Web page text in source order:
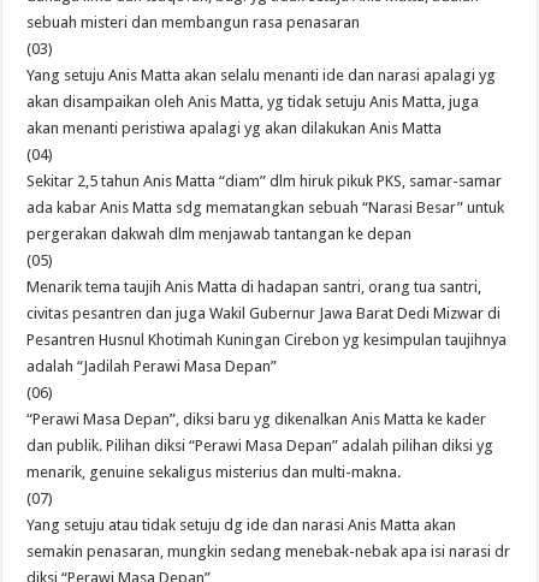
sebuah misteri dan membangun rasa penasaran
(03)
Yang setuju Anis Matta akan selalu menanti ide dan narasi apalagi yg
akan disampaikan oleh Anis Matta, yg tidak setuju Anis Matta, juga
akan menanti peristiwa apalagi yg akan dilakukan Anis Matta
(04)
Sekitar 2,5 tahun Anis Matta “diam” dlm hiruk pikuk PKS, samar-samar
ada kabar Anis Matta sdg mematangkan sebuah “Narasi Besar” untuk
pergerakan dakwah dlm menjawab tantangan ke depan
(05)
Menarik tema taujih Anis Matta di hadapan santri, orang tua santri,
civitas pesantren dan juga Wakil Gubernur Jawa Barat Dedi Mizwar di
Pesantren Husnul Khotimah Kuningan Cirebon yg kesimpulan taujihnya
adalah “Jadilah Perawi Masa Depan”
(06)
“Perawi Masa Depan”, diksi baru yg dikenalkan Anis Matta ke kader
dan publik. Pilihan diksi “Perawi Masa Depan” adalah pilihan diksi yg
menarik, genuine sekaligus misterius dan multi-makna.
(07)
Yang setuju atau tidak setuju dg ide dan narasi Anis Matta akan
semakin penasaran, mungkin sedang menebak-nebak apa isi narasi dr
diksi “Perawi Masa Depan”